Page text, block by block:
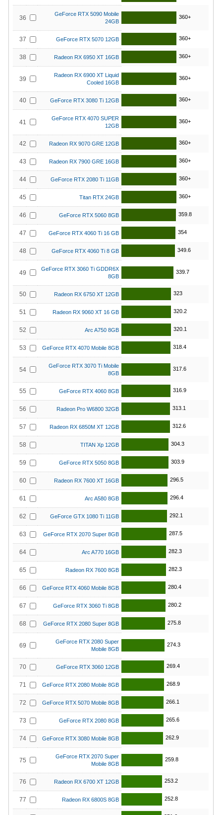
36
GeForce RTX 5090 Mobile
24GB
360+
37 GeForce RTX 5070 12GB 360+
38 Radeon RX 6950 XT 16GB 360+
39
Radeon RX 6900 XT Liquid
Cooled 16GB
360+
40 GeForce RTX 3080 Ti 12GB 360+
41
GeForce RTX 4070 SUPER
12GB
360+
42 Radeon RX 9070 GRE 12GB 360+
43 Radeon RX 7900 GRE 16GB 360+
44 GeForce RTX 2080 Ti 11GB 360+
45 Titan RTX 24GB 360+
46 GeForce RTX 5060 8GB 359.8
47 GeForce RTX 4060 Ti 16 GB 354
48 GeForce RTX 4060 Ti 8 GB 349.6
49
GeForce RTX 3060 Ti GDDR6X
8GB
339.7
50 Radeon RX 6750 XT 12GB 323
51 Radeon RX 9060 XT 16 GB 320.2
52 Arc A750 8GB 320.1
53 GeForce RTX 4070 Mobile 8GB 318.4
54
GeForce RTX 3070 Ti Mobile
8GB
317.6
55 GeForce RTX 4060 8GB 316.9
56 Radeon Pro W6800 32GB 313.1
57 Radeon RX 6850M XT 12GB 312.6
58 TITAN Xp 12GB 304.3
59 GeForce RTX 5050 8GB 303.9
60 Radeon RX 7600 XT 16GB 296.5
61 Arc A580 8GB 296.4
62 GeForce GTX 1080 Ti 11GB 292.1
63 GeForce RTX 2070 Super 8GB 287.5
64 Arc A770 16GB 282.3
65 Radeon RX 7600 8GB 282.3
66 GeForce RTX 4060 Mobile 8GB 280.4
67 GeForce RTX 3060 Ti 8GB 280.2
68 GeForce RTX 2080 Super 8GB 275.8
69
GeForce RTX 2080 Super
Mobile 8GB
274.3
70 GeForce RTX 3060 12GB 269.4
71 GeForce RTX 2080 Mobile 8GB 268.9
72 GeForce RTX 5070 Mobile 8GB 266.1
73 GeForce RTX 2080 8GB 265.6
74 GeForce RTX 3080 Mobile 8GB 262.9
75
GeForce RTX 2070 Super
Mobile 8GB
259.8
76 Radeon RX 6700 XT 12GB 253.2
77 Radeon RX 6800S 8GB 252.8